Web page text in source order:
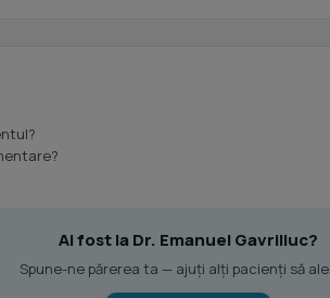
Ai fost la Dr. Emanuel Gavriliuc?
Spune-ne părerea ta — ajuți alți pacienți să